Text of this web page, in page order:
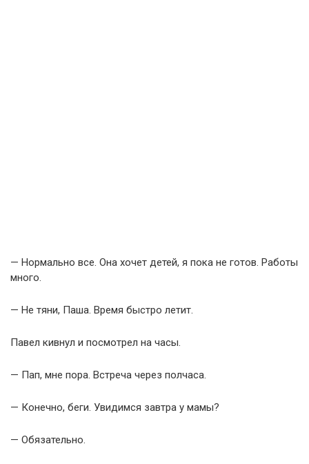
— Нормально все. Она хочет детей, я пока не готов. Работы
много.
— Не тяни, Паша. Время быстро летит.
Павел кивнул и посмотрел на часы.
— Пап, мне пора. Встреча через полчаса.
— Конечно, беги. Увидимся завтра у мамы?
— Обязательно.